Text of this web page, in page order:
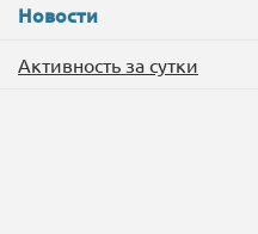
Новости
Активность за сутки